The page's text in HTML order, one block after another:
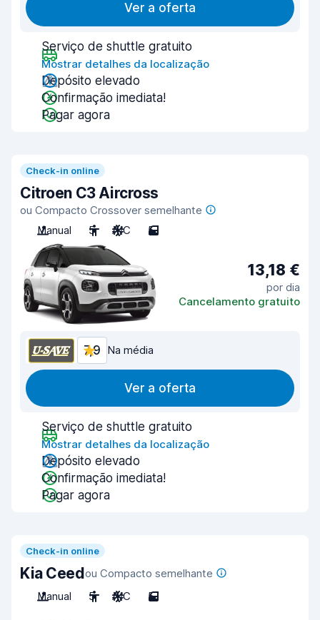
Ver a oferta
Serviço de shuttle gratuito
Mostrar detalhes da localização
Depósito elevado
Confirmação imediata!
Pagar agora
Check-in online
Citroen C3 Aircross
ou Compacto Crossover semelhante
Manual
5 A/C 5
13,18 €
por dia
Cancelamento gratuito
7,9 Na média
Ver a oferta
Serviço de shuttle gratuito
Mostrar detalhes da localização
Depósito elevado
Confirmação imediata!
Pagar agora
Check-in online
Kia Ceedou Compacto semelhante
Manual
5 A/C 5